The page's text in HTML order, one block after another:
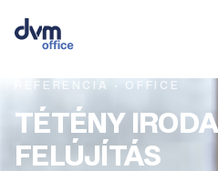
REFERENCIA · OFFICE
TÉTÉNY
FELÚJÍTÁS